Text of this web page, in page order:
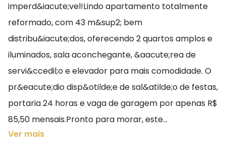
imperd&iacute;vel!Lindo apartamento totalmente
reformado, com 43 m&sup2; bem
distribu&iacute;dos, oferecendo 2 quartos amplos e
iluminados, sala aconchegante, &aacute;rea de
servi&ccedil;o e elevador para mais comodidade. O
pr&eacute;dio disp&otilde;e de sal&atilde;o de festas,
portaria 24 horas e vaga de garagem por apenas R$
85,50 mensais.Pronto para morar, este...
Ver mais